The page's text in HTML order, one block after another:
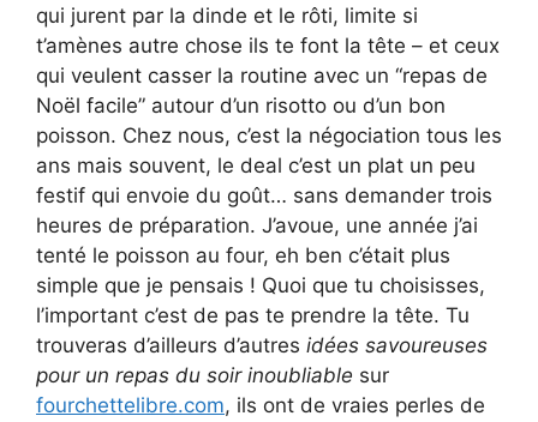
qui jurent par la dinde et le rôti, limite si
t’amènes autre chose ils te font la tête – et ceux
qui veulent casser la routine avec un “repas de
Noël facile” autour d’un risotto ou d’un bon
poisson. Chez nous, c’est la négociation tous les
ans mais souvent, le deal c’est un plat un peu
festif qui envoie du goût… sans demander trois
heures de préparation. J’avoue, une année j’ai
tenté le poisson au four, eh ben c’était plus
simple que je pensais ! Quoi que tu choisisses,
l’important c’est de pas te prendre la tête. Tu
trouveras d’ailleurs d’autres idées savoureuses
pour un repas du soir inoubliable sur
fourchettelibre.com, ils ont de vraies perles de